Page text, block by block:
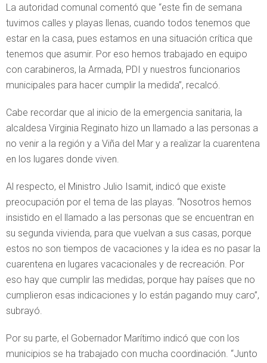
La autoridad comunal comentó que “este fin de semana
tuvimos calles y playas llenas, cuando todos tenemos que
estar en la casa, pues estamos en una situación crítica que
tenemos que asumir. Por eso hemos trabajado en equipo
con carabineros, la Armada, PDI y nuestros funcionarios
municipales para hacer cumplir la medida”, recalcó.
Cabe recordar que al inicio de la emergencia sanitaria, la
alcaldesa Virginia Reginato hizo un llamado a las personas a
no venir a la región y a Viña del Mar y a realizar la cuarentena
en los lugares donde viven.
Al respecto, el Ministro Julio Isamit, indicó que existe
preocupación por el tema de las playas. “Nosotros hemos
insistido en el llamado a las personas que se encuentran en
su segunda vivienda, para que vuelvan a sus casas, porque
estos no son tiempos de vacaciones y la idea es no pasar la
cuarentena en lugares vacacionales y de recreación. Por
eso hay que cumplir las medidas, porque hay países que no
cumplieron esas indicaciones y lo están pagando muy caro”,
subrayó.
Por su parte, el Gobernador Marítimo indicó que con los
municipios se ha trabajado con mucha coordinación. “Junto